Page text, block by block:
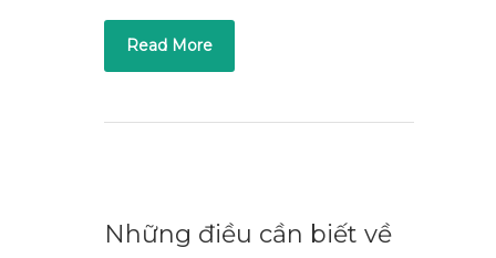
Read More
Những điều cần biết về